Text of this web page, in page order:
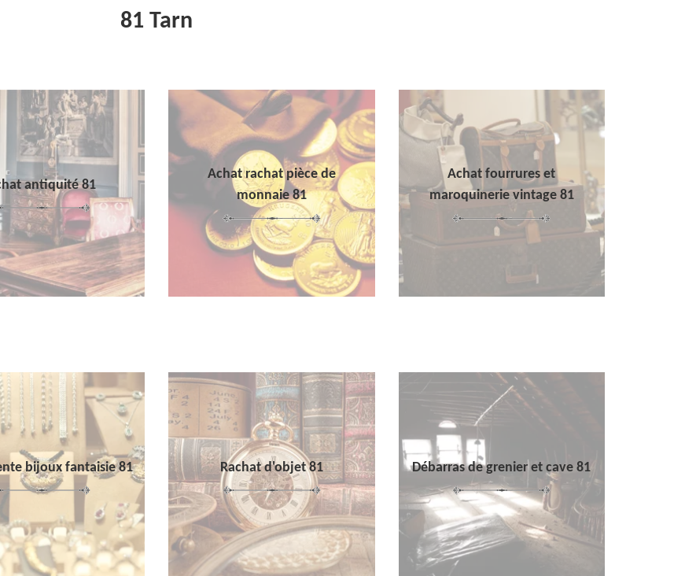
81 Tarn
antiquité 81
Achat rachat pièce de
monnaie 81
Achat fourrures et
maroquinerie vintage 81
bijoux fantaisie 81 Rachat d'objet 81 Débarras de grenier et cave 81